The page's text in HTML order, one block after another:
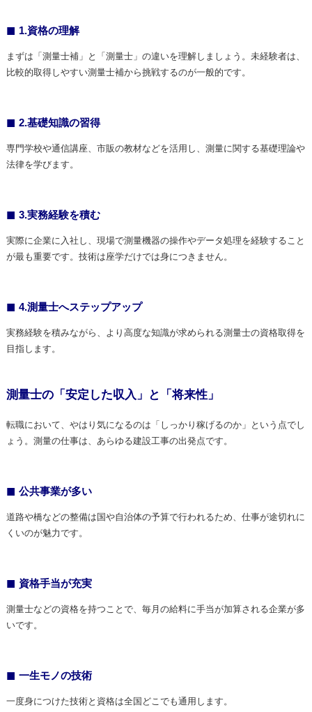
1.資格の理解
まずは「測量士補」と「測量士」の違いを理解しましょう。未経験者は、
比較的取得しやすい測量士補から挑戦するのが一般的です。
2.基礎知識の習得
専門学校や通信講座、市販の教材などを活用し、測量に関する基礎理論や
法律を学びます。
3.実務経験を積む
実際に企業に入社し、現場で測量機器の操作やデータ処理を経験すること
が最も重要です。技術は座学だけでは身につきません。
4.測量士へステップアップ
実務経験を積みながら、より高度な知識が求められる測量士の資格取得を
目指します。
測量士の「安定した収入」と「将来性」
転職において、やはり気になるのは「しっかり稼げるのか」という点でし
ょう。測量の仕事は、あらゆる建設工事の出発点です。
公共事業が多い
道路や橋などの整備は国や自治体の予算で行われるため、仕事が途切れに
くいのが魅力です。
資格手当が充実
測量士などの資格を持つことで、毎月の給料に手当が加算される企業が多
いです。
一生モノの技術
一度身につけた技術と資格は全国どこでも通用します。